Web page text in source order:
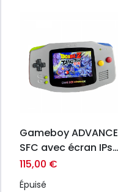
Gameboy ADVANCE
SFC avec écran IPs
Laminé
115,00 €
Épuisé